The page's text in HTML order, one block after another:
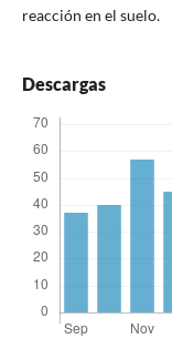
reacción en el suelo.
Descargas